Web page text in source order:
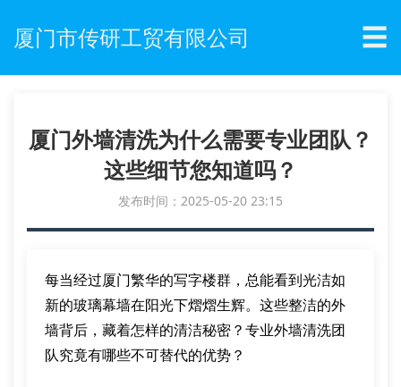
厦门市传研工贸有限公司 ☰
厦门外墙清洗为什么需要专业团队？
这些细节您知道吗？
发布时间：2025-05-20 23:15
每当经过厦门繁华的写字楼群，总能看到光洁如
新的玻璃幕墙在阳光下熠熠生辉。这些整洁的外
墙背后，藏着怎样的清洁秘密？专业外墙清洗团
队究竟有哪些不可替代的优势？